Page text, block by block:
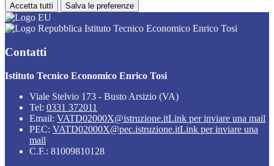
Accetta tutti Salva le preferenze
Istituto Tecnico Economico Enrico Tosi
Contatti
Istituto Tecnico Economico Enrico Tosi
Viale Stelvio 173 - Busto Arsizio (VA)
Tel: 0331 372011
Email: VATD02000X@istruzione.itLink per inviare una mail
PEC: VATD02000X@pec.istruzione.itLink per inviare una
mail
C.F.: 81009810128